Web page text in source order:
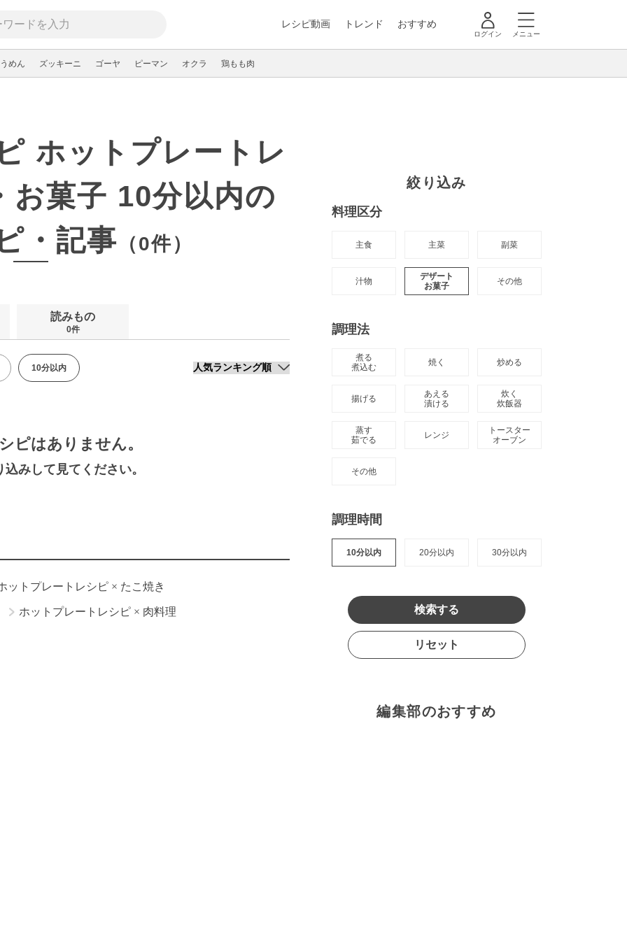
レシピ動画 トレンド おすすめ
ログイン メニュー
めん ズッキーニ ゴーヤ ピーマン オクラ 鶏もも肉
ホットプレートレ
お菓子 10分以内の
・記事 （0件）
読みもの
0件
10分以内
ピはありません。
みして見てください。
ットプレートレシピ × たこ焼き
ホットプレートレシピ × 肉料理
絞り込み
料理区分
主食 主菜 副菜
汁物
デザート
お菓子
その他
調理法
煮る
煮込む
焼く 炒める
揚げる
あえる
漬ける
炊く
炊飯器
蒸す
茹でる
レンジ
トースター
オーブン
その他
調理時間
10分以内 20分以内 30分以内
検索する
リセット
編集部のおすすめ